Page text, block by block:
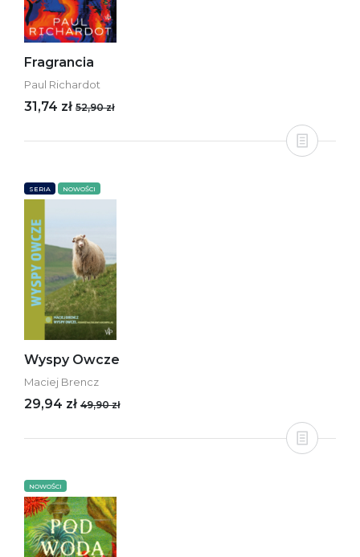
Fragrancia
Paul Richardot
31,74 zł 52,90 zł
SERIA NOWOŚCI
Wyspy Owcze
Maciej Brencz
29,94 zł 49,90 zł
NOWOŚCI